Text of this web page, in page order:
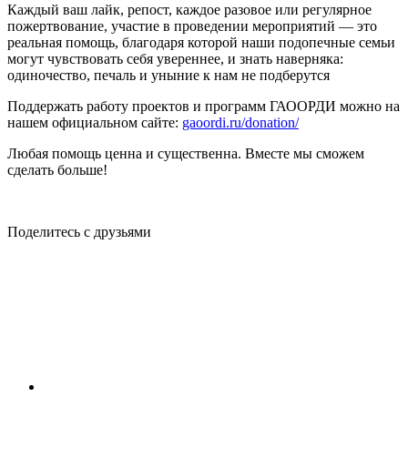
Каждый ваш лайк, репост, каждое разовое или регулярное
пожертвование, участие в проведении мероприятий — это
реальная помощь, благодаря которой наши подопечные семьи
могут чувствовать себя увереннее, и знать наверняка:
одиночество, печаль и уныние к нам не подберутся
Поддержать работу проектов и программ ГАООРДИ можно на
нашем официальном сайте: gaoordi.ru/donation/
Любая помощь ценна и существенна. Вместе мы сможем
сделать больше!
Поделитесь с друзьями